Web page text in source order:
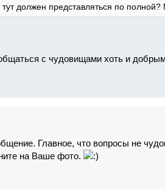
тут должен представляться по
с чудовищами хоть и
Главное, что вопросы не
на Ваше фото.